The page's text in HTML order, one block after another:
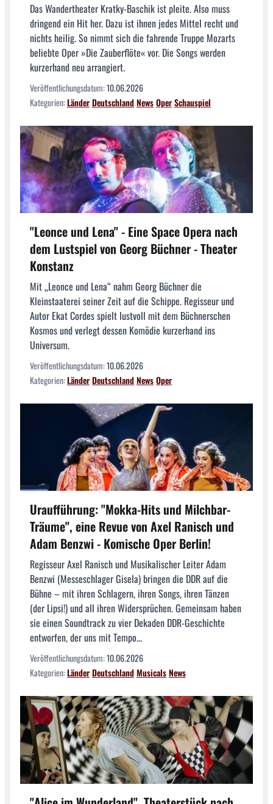
Das Wandertheater Kratky-Baschik ist pleite. Also muss
dringend ein Hit her. Dazu ist ihnen jedes Mittel recht und
nichts heilig. So nimmt sich die fahrende Truppe Mozarts
beliebte Oper »Die Zauberflöte« vor. Die Songs werden
kurzerhand neu arrangiert.
Veröffentlichungsdatum:10.06.2026
Kategorien:LänderDeutschlandNewsOperSchauspiel
"Leonce und Lena" - Eine Space Opera nach
dem Lustspiel von Georg Büchner - Theater
Konstanz
Mit „Leonce und Lena“ nahm Georg Büchner die
Kleinstaaterei seiner Zeit auf die Schippe. Regisseur und
Autor Ekat Cordes spielt lustvoll mit dem Büchnerschen
Kosmos und verlegt dessen Komödie kurzerhand ins
Universum.
Veröffentlichungsdatum:10.06.2026
Kategorien:LänderDeutschlandNewsOper
Uraufführung: "Mokka-Hits und Milchbar-
Träume", eine Revue von Axel Ranisch und
Adam Benzwi - Komische Oper Berlin!
Regisseur Axel Ranisch und Musikalischer Leiter Adam
Benzwi (Messeschlager Gisela) bringen die DDR auf die
Bühne – mit ihren Schlagern, ihren Songs, ihren Tänzen
(der Lipsi!) und all ihren Widersprüchen. Gemeinsam haben
sie einen Soundtrack zu vier Dekaden DDR-Geschichte
entworfen, der uns mit Tempo...
Veröffentlichungsdatum:10.06.2026
Kategorien:LänderDeutschlandMusicalsNews